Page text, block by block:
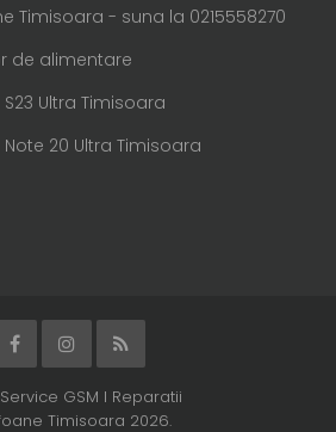
Timisoara - suna la 0215558270
de alimentare
Ultra Timisoara
20 Ultra Timisoara
GSM I Reparatii
Timisoara 2026.